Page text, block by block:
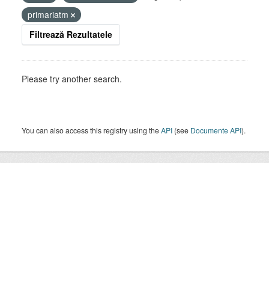
primariatm
Filtrează Rezultatele
Please try another search.
You can also access this registry using theAPI (see Documente API).